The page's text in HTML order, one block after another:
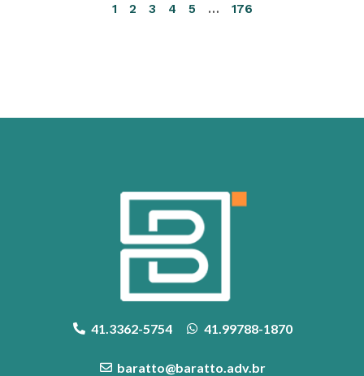
1 2 3 4 5 … 176
41.3362-5754 41.99788-1870
baratto@baratto.adv.br